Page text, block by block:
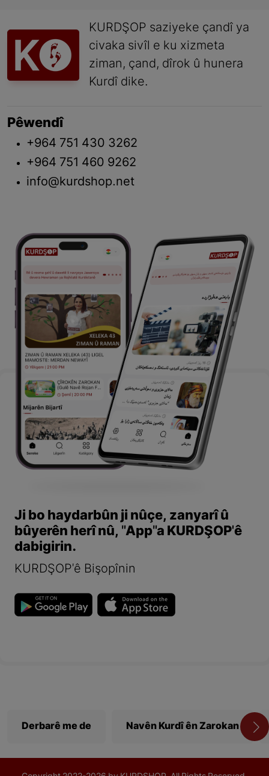
KURDŞOP saziyeke çandî ya
civaka sivîl e ku xizmeta
ziman, çand, dîrok û hunera
Kurdî dike.
Pêwendî
+964 751 430 3262
+964 751 460 9262
info@kurdshop.net
Ji bo haydarbûn ji nûçe, zanyarî û
bûyerên herî nû, "App"a KURDŞOP'ê
dabigirin.
KURDŞOP'ê Bişopînin
Derbarê me de Navên Kurdî ên Zarokan